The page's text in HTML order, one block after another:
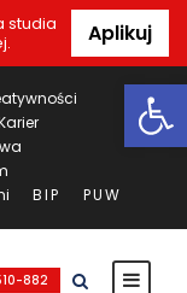
studia
Aplikuj
BIP PUW
882